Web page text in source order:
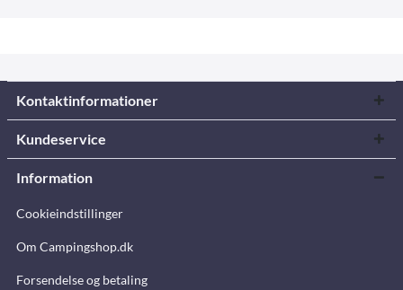
Kontaktinformationer
Kundeservice
Information
Cookieindstillinger
Om Campingshop.dk
Forsendelse og betaling